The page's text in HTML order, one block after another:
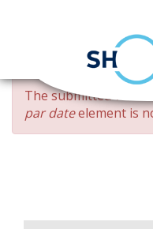
Skip
main
content
ERROR
MESSAGE
The submitted value
par dateelement is